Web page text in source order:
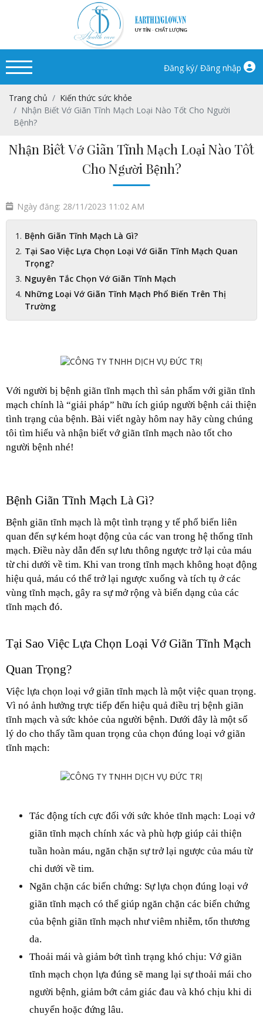
Đăng ký/ Đăng nhập
Trang chủ
Kiến thức sức khỏe
Nhận Biết Vớ Giãn Tĩnh Mạch Loại Nào Tốt Cho Người
Bệnh?
Nhận Biết Vớ Giãn Tĩnh Mạch Loại Nào Tốt
Cho Người Bệnh?
Ngày đăng: 28/11/2023 11:02 AM
Bệnh Giãn Tĩnh Mạch Là Gì?
Tại Sao Việc Lựa Chọn Loại Vớ Giãn Tĩnh Mạch Quan
Trọng?
Nguyên Tắc Chọn Vớ Giãn Tĩnh Mạch
Những Loại Vớ Giãn Tĩnh Mạch Phổ Biến Trên Thị
Trường
Với người bị bệnh giãn tĩnh mạch thì sản phẩm với giãn tĩnh
mạch chính là “giải pháp” hữu ích giúp người bệnh cải thiện
tình trạng của bệnh. Bài viết ngày hôm nay hãy cùng chúng
tôi tìm hiểu và nhận biết vớ giãn tĩnh mạch nào tốt cho
người bệnh nhé!
Bệnh Giãn Tĩnh Mạch Là Gì?
Bệnh giãn tĩnh mạch là một tình trạng y tế phổ biến liên
quan đến sự kém hoạt động của các van trong hệ thống tĩnh
mạch. Điều này dẫn đến sự lưu thông ngược trở lại của máu
từ chi dưới về tim. Khi van trong tĩnh mạch không hoạt động
hiệu quả, máu có thể trở lại ngược xuống và tích tụ ở các
vùng tĩnh mạch, gây ra sự mở rộng và biến dạng của các
tĩnh mạch đó.
Tại Sao Việc Lựa Chọn Loại Vớ Giãn Tĩnh Mạch
Quan Trọng?
Việc lựa chọn loại vớ giãn tĩnh mạch là một việc quan trọng.
Vì nó ảnh hưởng trực tiếp đến hiệu quả điều trị bệnh giãn
tĩnh mạch và sức khỏe của người bệnh. Dưới đây là một số
lý do cho thấy tầm quan trọng của chọn đúng loại vớ giãn
tĩnh mạch:
Tác động tích cực đối với sức khỏe tĩnh mạch: Loại vớ
giãn tĩnh mạch chính xác và phù hợp giúp cải thiện
tuần hoàn máu, ngăn chặn sự trở lại ngược của máu từ
chi dưới về tim.
Ngăn chặn các biến chứng: Sự lựa chọn đúng loại vớ
giãn tĩnh mạch có thể giúp ngăn chặn các biến chứng
của bệnh giãn tĩnh mạch như viêm nhiễm, tổn thương
da.
Thoải mái và giảm bớt tình trạng khó chịu: Vớ giãn
tĩnh mạch chọn lựa đúng sẽ mang lại sự thoải mái cho
người bệnh, giảm bớt cảm giác đau và khó chịu khi di
chuyển hoặc đứng lâu.